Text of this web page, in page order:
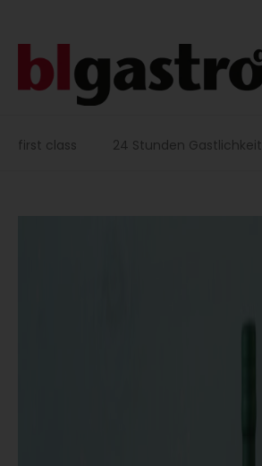
first class 24 Stunden Gastlichkeit